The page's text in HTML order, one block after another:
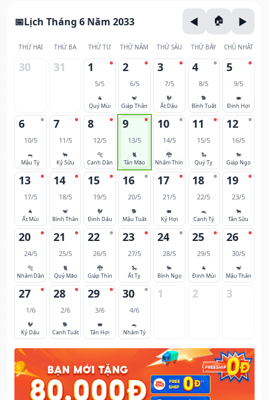
Lịch Tháng 6 Năm 2033
THỨ HAI THỨ BA THỨ TƯ THỨ NĂM THỨ SÁU THỨ BẢY CHỦ NHẬT
30 31 1
5/5
🐐
Quý Mùi
2
6/5
🐒
Giáp Thân
3
7/5
🐓
Ất Dậu
4
8/5
🐕
Bính Tuất
5
9/5
🐖
Đinh Hợi
6
10/5
🐀
Mậu Tý
7
11/5
🐂
Kỷ Sửu
8
12/5
🐅
Canh Dần
9
13/5
🐈
Tân Mão
10
14/5
🐉
Nhâm Thìn
11
15/5
🐍
Quý Tỵ
12
16/5
🐎
Giáp Ngọ
13
17/5
🐐
Ất Mùi
14
18/5
🐒
Bính Thân
15
19/5
🐓
Đinh Dậu
16
20/5
🐕
Mậu Tuất
17
21/5
🐖
Kỷ Hợi
18
22/5
🐀
Canh Tý
19
23/5
🐂
Tân Sửu
20
24/5
🐅
Nhâm Dần
21
25/5
🐈
Quý Mão
22
26/5
🐉
Giáp Thìn
23
27/5
🐍
Ất Tỵ
24
28/5
🐎
Bính Ngọ
25
29/5
🐐
Đinh Mùi
26
30/5
🐒
Mậu Thân
27
1/6
🐓
Kỷ Dậu
28
2/6
🐕
Canh Tuất
29
3/6
🐖
Tân Hợi
30
4/6
🐀
Nhâm Tý
1 2 3